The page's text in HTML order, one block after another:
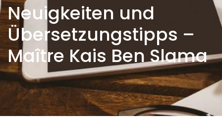
Neuigkeiten und
Übersetzungstipps –
Maître Kais Ben Slama